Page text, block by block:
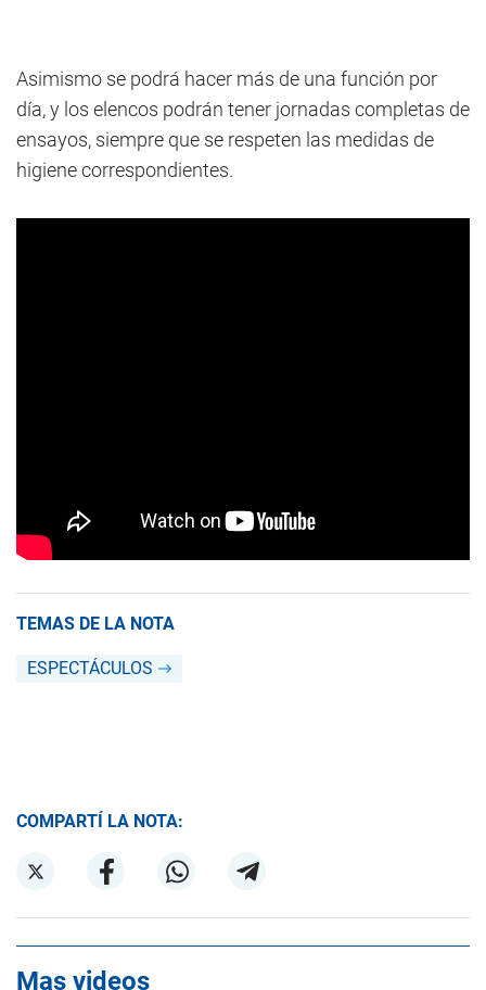
Asimismo se podrá hacer más de una función por
día, y los elencos podrán tener jornadas completas de
ensayos, siempre que se respeten las medidas de
higiene correspondientes.
TEMAS DE LA NOTA
ESPECTÁCULOS
COMPARTÍ LA NOTA:
Mas videos